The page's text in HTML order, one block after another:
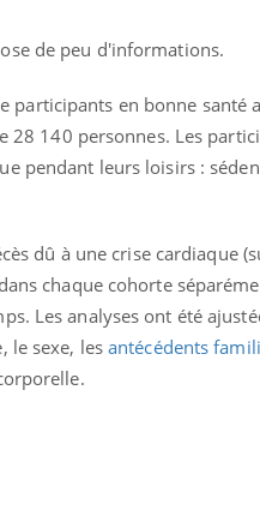
de peu d'informations.
en bonne santé
140 personnes. Les
pendant leurs loisirs :
dû à une crise cardiaque
chaque cohorte
Les analyses ont été
le sexe, lesantécédents
s’interroge sur
élevé en France